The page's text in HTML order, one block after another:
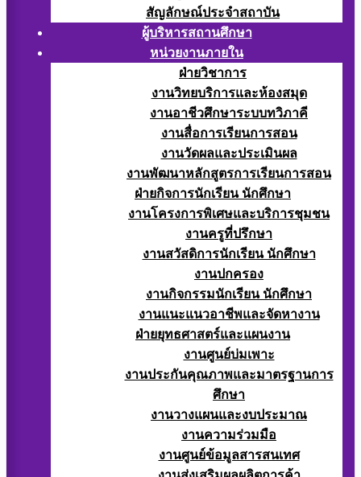
สัญลักษณ์ประจำสถาบัน
ผู้บริหารสถานศึกษา
หน่วยงานภายใน
ฝ่ายวิชาการ
งานวิทยบริการและห้องสมุด
งานอาชีวศึกษาระบบทวิภาคี
งานสื่อการเรียนการสอน
งานวัดผลและประเมินผล
งานพัฒนาหลักสูตรการเรียนการสอน
ฝ่ายกิจการนักเรียน นักศึกษา
งานโครงการพิเศษและบริการชุมชน
งานครูที่ปรึกษา
งานสวัสดิการนักเรียน นักศึกษา
งานปกครอง
งานกิจกรรมนักเรียน นักศึกษา
งานแนะแนวอาชีพและจัดหางาน
ฝ่ายยุทธศาสตร์และแผนงาน
งานศูนย์บ่มเพาะ
งานประกันคุณภาพและมาตรฐานการ
ศึกษา
งานวางแผนและงบประมาณ
งานความร่วมมือ
งานศูนย์ข้อมูลสารสนเทศ